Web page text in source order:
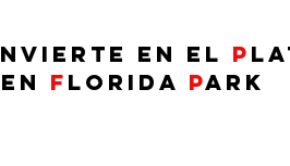
en el p
F lorida Park